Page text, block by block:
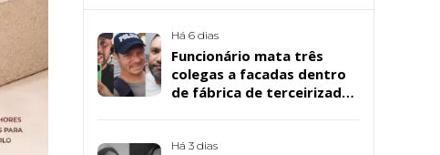
Há 6 dias
Funcionário mata três
colegas a facadas dentro
de fábrica de terceirizada
Há 3 dias